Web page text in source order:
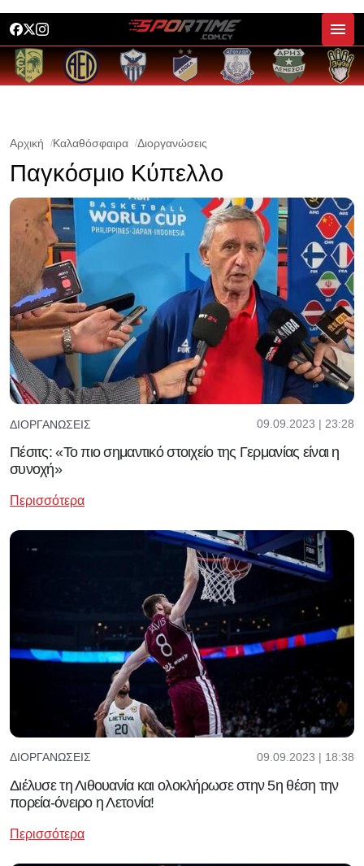
Αρχική Καλαθόσφαιρα Διοργανώσεις
Παγκόσμιο Κύπελλο
ΔΙΟΡΓΑΝΏΣΕΙΣ 09.09.2023 | 23:28
Πέσιτς: «Το πιο σημαντικό στοιχείο της Γερμανίας είναι η
συνοχή»
Περισσότερα
ΔΙΟΡΓΑΝΏΣΕΙΣ 09.09.2023 | 18:38
Διέλυσε τη Λιθουανία και ολοκλήρωσε στην 5η θέση την
πορεία-όνειρο η Λετονία!
Περισσότερα